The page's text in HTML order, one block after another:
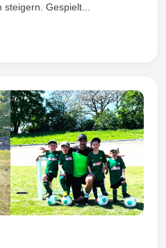
Gespielt...